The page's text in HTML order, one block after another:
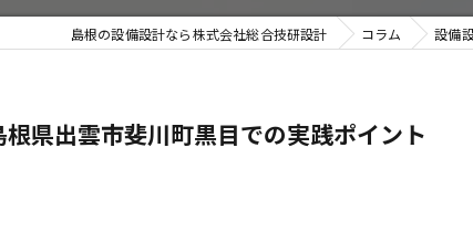
島根の設備設計なら株式会社総合技研設計 コラム 設備
県出雲市斐川町黒目での実践ポイント